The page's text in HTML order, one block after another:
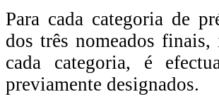
Para cada categoria de
dos três nomeados
cada categoria, é
previamente designados.